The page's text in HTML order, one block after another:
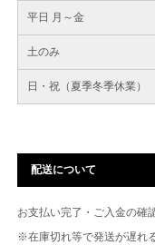
平日 月～金
土のみ
日・祝（夏季冬季休業）
配送について
お支払い完了・ご入金の確
※在庫切れ等で発送が遅れ